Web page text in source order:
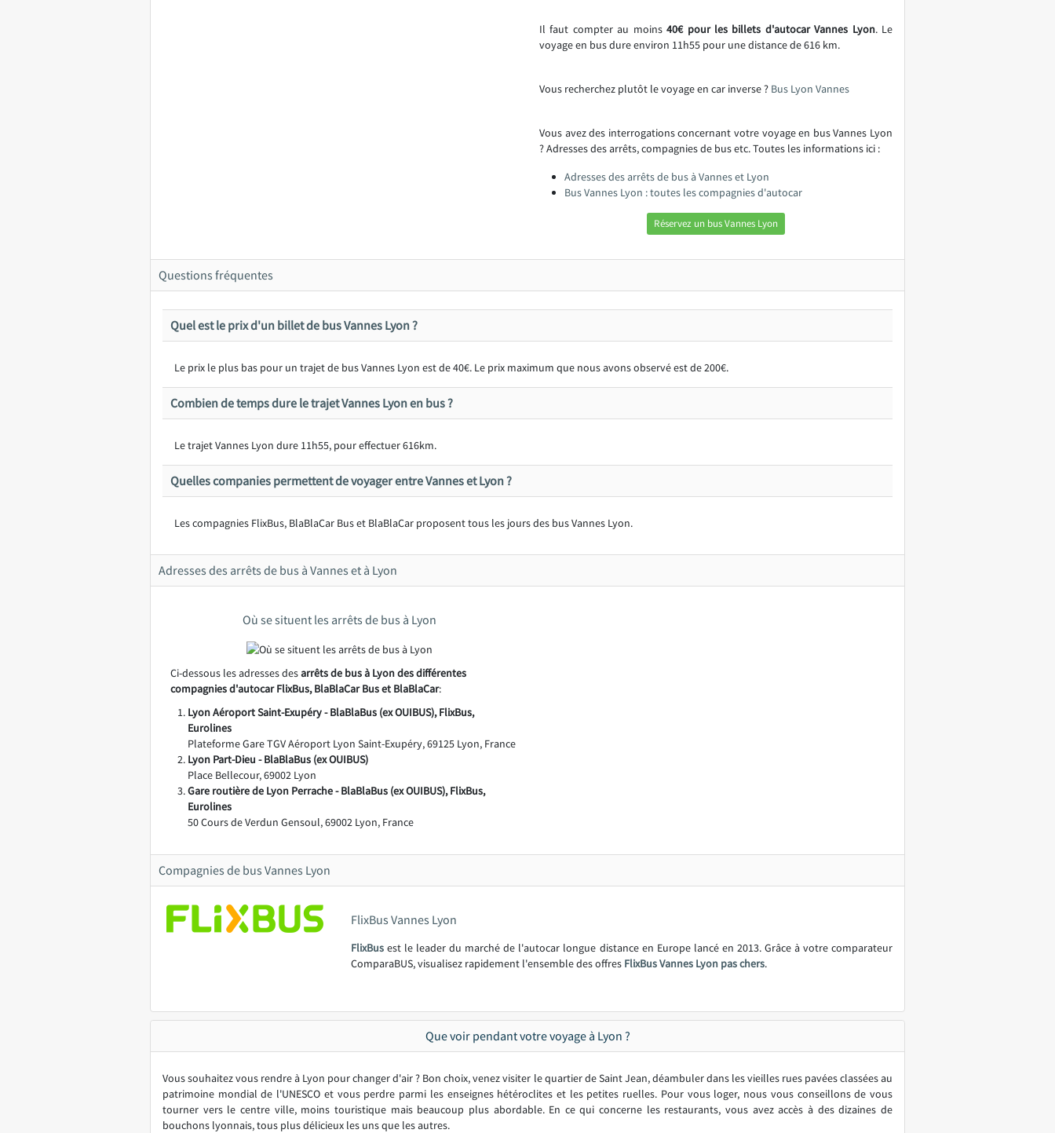
Il faut compter au moins40€ pour les billets d'autocar Vannes Lyon. Le
voyage en bus dure environ 11h55 pour une distance de 616 km.
Vous recherchez plutôt le voyage en car inverse ? Bus Lyon Vannes
Vous avez des interrogations concernant votre voyage en bus Vannes Lyon
? Adresses des arrêts, compagnies de bus etc. Toutes les informations ici :
Adresses des arrêts de bus à Vannes et Lyon
Bus Vannes Lyon : toutes les compagnies d'autocar
Réservez un bus Vannes Lyon
Questions fréquentes
Quel est le prix d'un billet de bus Vannes Lyon ?
Le prix le plus bas pour un trajet de bus Vannes Lyon est de 40€. Le prix maximum que nous avons observé est de 200€.
Combien de temps dure le trajet Vannes Lyon en bus ?
Le trajet Vannes Lyon dure 11h55, pour effectuer 616km.
Quelles companies permettent de voyager entre Vannes et Lyon ?
Les compagnies FlixBus, BlaBlaCar Bus et BlaBlaCar proposent tous les jours des bus Vannes Lyon.
Adresses des arrêts de bus à Vannes et à Lyon
Où se situent les arrêts de bus à Lyon
Ci-dessous les adresses desarrêts de bus à Lyon des différentes
compagnies d'autocar FlixBus, BlaBlaCar Bus et BlaBlaCar:
Lyon Aéroport Saint-Exupéry - BlaBlaBus (ex OUIBUS), FlixBus,
Eurolines
Plateforme Gare TGV Aéroport Lyon Saint-Exupéry, 69125 Lyon, France
Lyon Part-Dieu - BlaBlaBus (ex OUIBUS)
Place Bellecour, 69002 Lyon
Gare routière de Lyon Perrache - BlaBlaBus (ex OUIBUS), FlixBus,
Eurolines
50 Cours de Verdun Gensoul, 69002 Lyon, France
Compagnies de bus Vannes Lyon
FlixBus Vannes Lyon
FlixBus est le leader du marché de l'autocar longue distance en Europe lancé en 2013. Grâce à votre comparateur
ComparaBUS, visualisez rapidement l'ensemble des offres FlixBus Vannes Lyon pas chers.
Que voir pendant votre voyage à Lyon ?
Vous souhaitez vous rendre à Lyon pour changer d'air ? Bon choix, venez visiter le quartier de Saint Jean, déambuler dans les vieilles rues pavées classées au
patrimoine mondial de l'UNESCO et vous perdre parmi les enseignes hétéroclites et les petites ruelles. Pour vous loger, nous vous conseillons de vous
tourner vers le centre ville, moins touristique mais beaucoup plus abordable. En ce qui concerne les restaurants, vous avez accès à des dizaines de
bouchons lyonnais, tous plus délicieux les uns que les autres.